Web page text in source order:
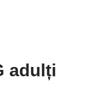
adulți